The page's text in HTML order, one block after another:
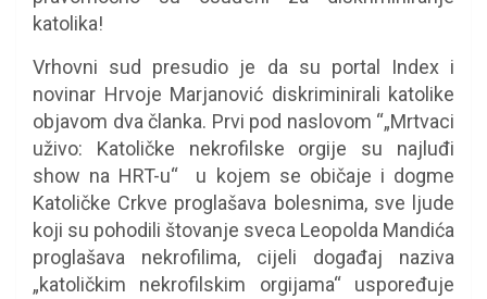
katolika!
Vrhovni sud presudio je da su portal Index i
novinar Hrvoje Marjanović diskriminirali katolike
objavom dva članka. Prvi pod naslovom “„Mrtvaci
uživo: Katoličke nekrofilske orgije su najluđi
show na HRT-u“ u kojem se običaje i dogme
Katoličke Crkve proglašava bolesnima, sve ljude
koji su pohodili štovanje sveca Leopolda Mandića
proglašava nekrofilima, cijeli događaj naziva
„katoličkim nekrofilskim orgijama“ uspoređuje